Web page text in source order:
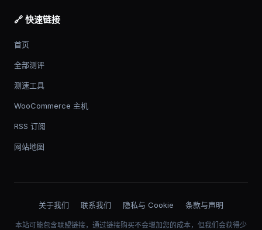
🔗 快速链接
首页
全部测评
测速工具
WooCommerce 主机
RSS 订阅
网站地图
关于我们 联系我们 隐私与 Cookie 条款与声明
本站可能包含联盟链接，通过链接购买不会增加您的成本，但我们会获得少